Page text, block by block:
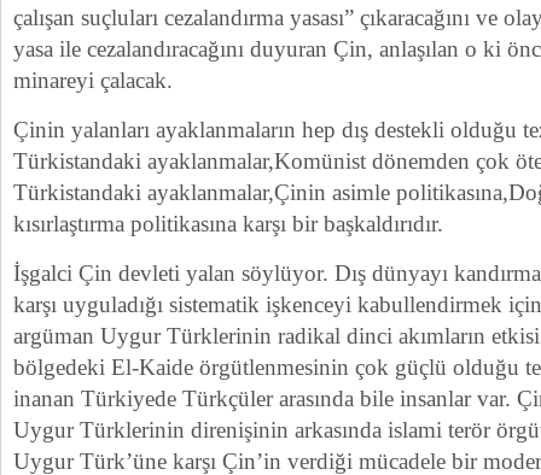
çalışan suçluları cezalandırma yasası” çıkaracağını ve
yasa ile cezalandıracağını duyuran Çin, anlaşılan o ki
minareyi çalacak.
Çinin yalanları ayaklanmaların hep dış destekli olduğu
Türkistandaki ayaklanmalar,Komünist dönemden çok
Türkistandaki ayaklanmalar,Çinin asimle
kısırlaştırma politikasına karşı bir başkaldırıdır.
İşgalci Çin devleti yalan söylüyor. Dış dünyayı
karşı uyguladığı sistematik işkenceyi kabullendirmek
argüman Uygur Türklerinin radikal dinci akımların
bölgedeki El-Kaide örgütlenmesinin çok güçlü olduğu
inanan Türkiyede Türkçüler arasında bile insanlar var.
Uygur Türklerinin direnişinin arkasında islami terör
Uygur Türk’üne karşı Çin’in verdiği mücadele bir